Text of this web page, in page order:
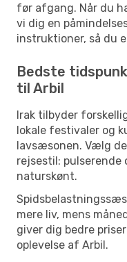
før afgang. Når du
vi dig en
instruktioner, så du
Bedste
til Arbil
Irak tilbyder
lokale festivaler og
lavsæsonen. Vælg
rejsestil:
naturskønt.
mere liv, mens
giver dig bedre
oplevelse af Arbil.